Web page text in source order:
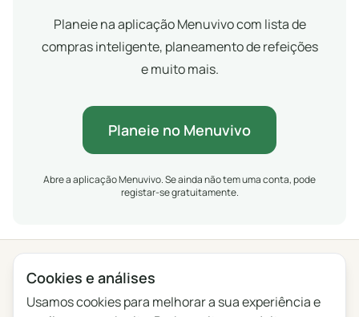
Planeie na aplicação Menuvivo com lista de
compras inteligente, planeamento de refeições
e muito mais.
Planeie no Menuvivo
Abre a aplicação Menuvivo. Se ainda não tem uma conta, pode
registar-se gratuitamente.
PrivacidadeTermosBlog
Definições de cookies
Cookies e análises
Usamos cookies para melhorar a sua experiência e